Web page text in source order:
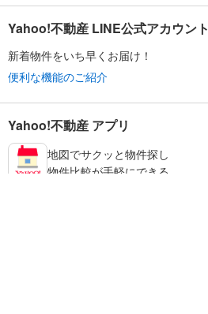
Yahoo!不動産 LINE公式アカウント
新着物件をいち早くお届け！
便利な機能のご紹介
Yahoo!不動産 アプリ
地図でサクッと物件探し
物件比較が手軽にできる